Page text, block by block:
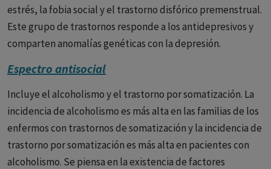
Kurt Schneiderconsidera a los depresivos endógenos
menos influenciables por el exterior que los
esquizofrénicos. A veces el paciente autista esquizofrénico
anterior o el de los otros y así nos puede decir como esta
enferma: Ustedes viven una vida y nosotros vivimos otra
distinta.(IGF)
Las últimas actualizaciones del DSM y CIE van ambas en la
misma línea con respecto al autismo.
estrés, la fobia social y el trastorno disfórico premenstrual.
Este grupo de trastornos responde a los antidepresivos y
comparten anomalías genéticas con la depresión.
Espectro antisocial
Incluye el alcoholismo y el trastorno por somatización. La
incidencia de alcoholismo es más alta en las familias de los
enfermos con trastornos de somatización y la incidencia de
trastorno por somatización es más alta en pacientes con
alcoholismo. Se piensa en la existencia de factores